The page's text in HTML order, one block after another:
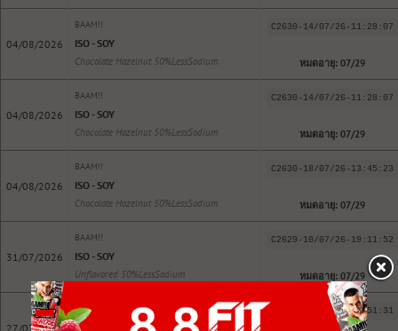
04/08/2026
BAAM!!
ISO - SOY
Chocolate Hazelnut 50%LessSodium
C2630-14/07/26-11:28:07
หมดอายุ: 07/29
04/08/2026
BAAM!!
ISO - SOY
Chocolate Hazelnut 50%LessSodium
C2630-14/07/26-11:28:07
หมดอายุ: 07/29
04/08/2026
BAAM!!
ISO - SOY
Chocolate Hazelnut 50%LessSodium
C2630-18/07/26-13:45:23
หมดอายุ: 07/29
31/07/2026
BAAM!!
ISO - SOY
Unflavored 50%LessSodium
C2629-10/07/26-19:11:52
หมดอายุ: 07/29
27/07/2026
BAAM!!
ISO - SOY
C2629-08/07/26-16:51:31